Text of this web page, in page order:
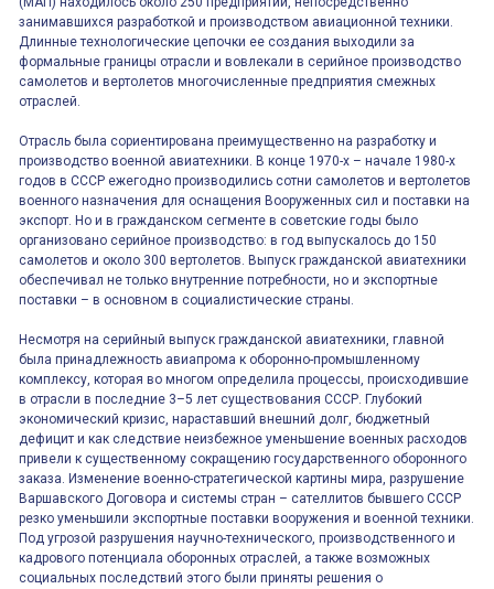
занимавшихся разработкой и производством авиационной техники.
Длинные технологические цепочки ее создания выходили за
формальные границы отрасли и вовлекали в серийное производство
самолетов и вертолетов многочисленные предприятия смежных
отраслей.
Отрасль была сориентирована преимущественно на разработку и
производство военной авиатехники. В конце 1970-х – начале 1980-х
годов в СССР ежегодно производились сотни самолетов и вертолетов
военного назначения для оснащения Вооруженных сил и поставки на
экспорт. Но и в гражданском сегменте в советские годы было
организовано серийное производство: в год выпускалось до 150
самолетов и около 300 вертолетов. Выпуск гражданской авиатехники
обеспечивал не только внутренние потребности, но и экспортные
поставки – в основном в социалистические страны.
Несмотря на серийный выпуск гражданской авиатехники, главной
была принадлежность авиапрома к оборонно-промышленному
комплексу, которая во многом определила процессы, происходившие
в отрасли в последние 3–5 лет существования СССР. Глубокий
экономический кризис, нараставший внешний долг, бюджетный
дефицит и как следствие неизбежное уменьшение военных расходов
привели к существенному сокращению государственного оборонного
заказа. Изменение военно-стратегической картины мира, разрушение
Варшавского Договора и системы стран – сателлитов бывшего СССР
резко уменьшили экспортные поставки вооружения и военной техники.
Под угрозой разрушения научно-технического, производственного и
кадрового потенциала оборонных отраслей, а также возможных
социальных последствий этого были приняты решения о